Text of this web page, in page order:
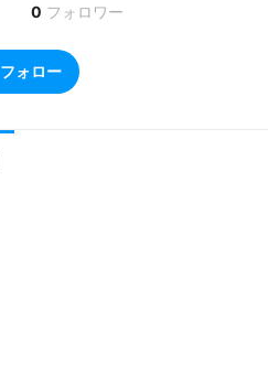
0 フォロワー
フォロー